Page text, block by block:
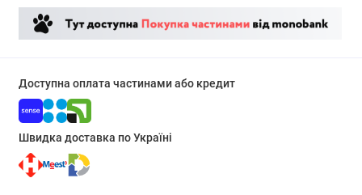
Доступна оплата частинами або кредит
Швидка доставка по Україні